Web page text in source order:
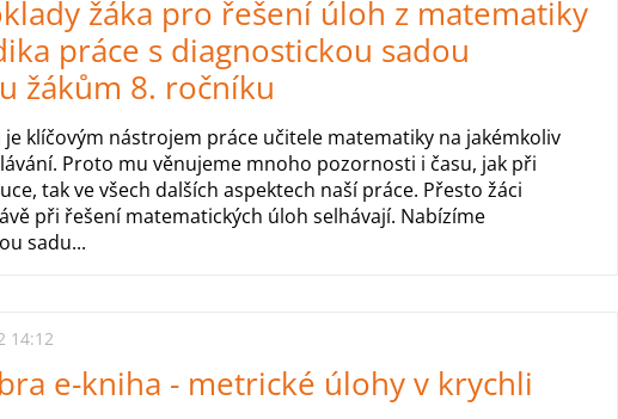
žáka pro řešení úloh z matematiky
práce s diagnostickou sadou
žákům 8. ročníku
je klíčovým nástrojem práce učitele matematiky na jakémkoliv
Proto mu věnujeme mnoho pozornosti i času, jak při
tak ve všech dalších aspektech naší práce. Přesto žáci
při řešení matematických úloh selhávají. Nabízíme
sadu...
14:12
e-kniha - metrické úlohy v krychli